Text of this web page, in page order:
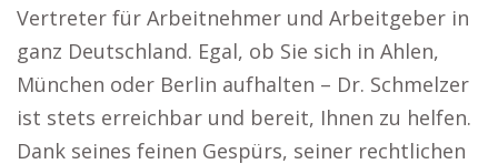
Vertreter für Arbeitnehmer und Arbeitgeber in
ganz Deutschland. Egal, ob Sie sich in Ahlen,
München oder Berlin aufhalten – Dr. Schmelzer
ist stets erreichbar und bereit, Ihnen zu helfen.
Dank seines feinen Gespürs, seiner rechtlichen